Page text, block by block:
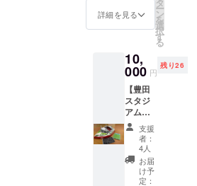
い理由
等が使
用でき
なった
場合、
私たち
にでき
る限り
のケア
はさせ
ていた
だきま
等が使
場合、
私たち
る限り
のケア
はさせ
ていた
だきま
すが、
それ以
上の対
応は出
と、御
入くだ
さい。
＞ ベン
チ記銘
憩いの
ベンチ
山田 次
郎 山田
花子 芳
名板 山
田 太郎
チ記銘
お名前
をご記
さい。
＜例①
＞ ベン
チ記銘
豊田に
寄り添
う 憩い
の場 ロ
ゴ希望
パーク
内「コ
ガーデ
ン」公
式サ
ポー
ター ・
個人プ
ラン 】
5,000円
のリ
ターン
と同じ
をご記
入くだ
ターン
は≪全
パーク
応援
コース
3,000
円、
10,000
円のリ
ターン
と同じ
内容に
なりま
欄に希
名のお
名前を
くださ
い。
掲載希
望がな
い場合
は、
「掲載
不要」
とご記
４階に
ある
ヴェル
デロッ
ソ」で
のペア
食事券×
１枚 ・
食事内
容 プ
レミア
ムラン
チ+ドリ
ンク
詳細を見る
タ
ー
ン
を
選
択
す
る
10,
000 円
残り26
【豊田
スタジ
アムオ
リジナ
ルグッ
ズコー
ス
（フィ
ナン
支援
者：
4人
お届
け予
定：